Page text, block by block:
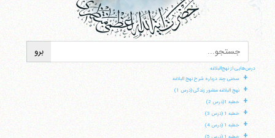
درس‌هایی از نهج‌البلاغه
+ سخنی چند درباره شرح نهج البلاغه
+ نهج البلاغه منشور زندگی (درس 1)
+ خطبه 1(درس 2)
+ خطبه 1 (درس 3)
+ خطبه 1 (درس 4)